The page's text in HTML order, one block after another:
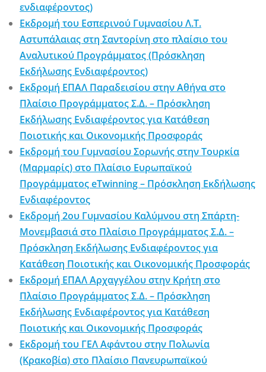
ενδιαφέροντος)
Εκδρομή του Εσπερινού Γυμνασίου Λ.Τ.
Αστυπάλαιας στη Σαντορίνη στο πλαίσιο του
Αναλυτικού Προγράμματος (Πρόσκληση
Εκδήλωσης Ενδιαφέροντος)
Εκδρομή ΕΠΑΛ Παραδεισίου στην Αθήνα στο
Πλαίσιο Προγράμματος Σ.Δ. – Πρόσκληση
Εκδήλωσης Ενδιαφέροντος για Κατάθεση
Ποιοτικής και Οικονομικής Προσφοράς
Εκδρομή του Γυμνασίου Σορωνής στην Τουρκία
(Μαρμαρίς) στο Πλαίσιο Ευρωπαϊκού
Προγράμματος eTwinning – Πρόσκληση Εκδήλωσης
Ενδιαφέροντος
Εκδρομή 2ου Γυμνασίου Καλύμνου στη Σπάρτη-
Μονεμβασιά στο Πλαίσιο Προγράμματος Σ.Δ. –
Πρόσκληση Εκδήλωσης Ενδιαφέροντος για
Κατάθεση Ποιοτικής και Οικονομικής Προσφοράς
Εκδρομή ΕΠΑΛ Αρχαγγέλου στην Κρήτη στο
Πλαίσιο Προγράμματος Σ.Δ. – Πρόσκληση
Εκδήλωσης Ενδιαφέροντος για Κατάθεση
Ποιοτικής και Οικονομικής Προσφοράς
Εκδρομή του ΓΕΛ Αφάντου στην Πολωνία
(Κρακοβία) στο Πλαίσιο Πανευρωπαϊκού